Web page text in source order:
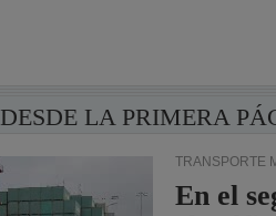
DESDE LA PRIMERA
TRANSPORTE
En el